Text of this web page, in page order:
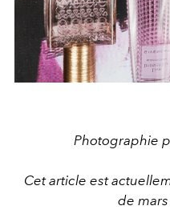
Photographie
Cet article est
de